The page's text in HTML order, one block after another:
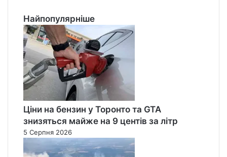
Найпопулярніше
Ціни на бензин у Торонто та GTA
знизяться майже на 9 центів за літр
5 Серпня 2026